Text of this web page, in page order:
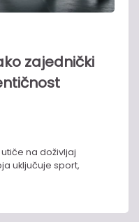
zajednički
na doživljaj
uključuje sport,